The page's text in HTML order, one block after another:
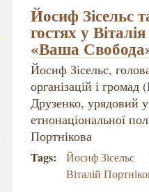
Йосиф Зісельс
гостях у
«Ваша
Йосиф Зісельс,
організацій і
Друзенко, урядовий
етнонаціональної
Портнікова
Tags: Йосиф Зісельс
Віталій